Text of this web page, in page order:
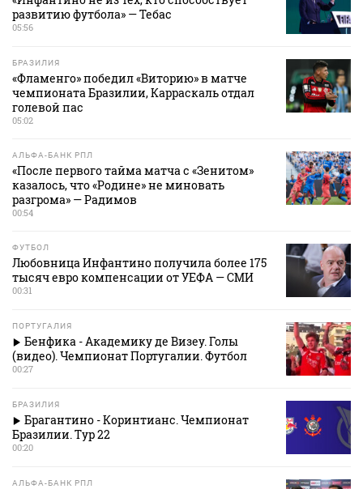
развитию футбола» — Тебас
05:56
БРАЗИЛИЯ
«Фламенго» победил «Виторию» в матче
чемпионата Бразилии, Карраскаль отдал
голевой пас
05:02
АЛЬФА-БАНК РПЛ
«После первого тайма матча с «Зенитом»
казалось, что «Родине» не миновать
разгрома» — Радимов
00:54
ФУТБОЛ
Любовница Инфантино получила более 175
тысяч евро компенсации от УЕФА — СМИ
00:31
ПОРТУГАЛИЯ
Бенфика - Академику де Визеу. Голы
(видео). Чемпионат Португалии. Футбол
00:27
БРАЗИЛИЯ
Брагантино - Коринтианс. Чемпионат
Бразилии. Тур 22
00:20
АЛЬФА-БАНК РПЛ